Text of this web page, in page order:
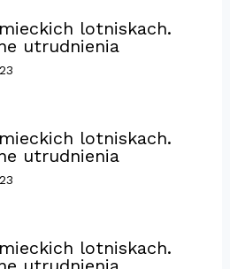
lotniskach.
utrudnienia
lotniskach.
utrudnienia
lotniskach.